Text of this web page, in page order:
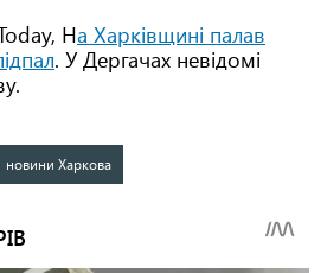
На Харківщині палав
. У Дергачах невідомі
новини Харкова